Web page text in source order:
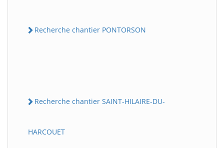
Recherche chantier PONTORSON
Recherche chantier SAINT-HILAIRE-DU-
HARCOUET